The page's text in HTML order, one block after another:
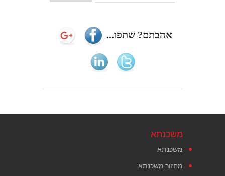
אהבתם? שתפו...
משכנתא
משכנתא
מחזור משכנתא